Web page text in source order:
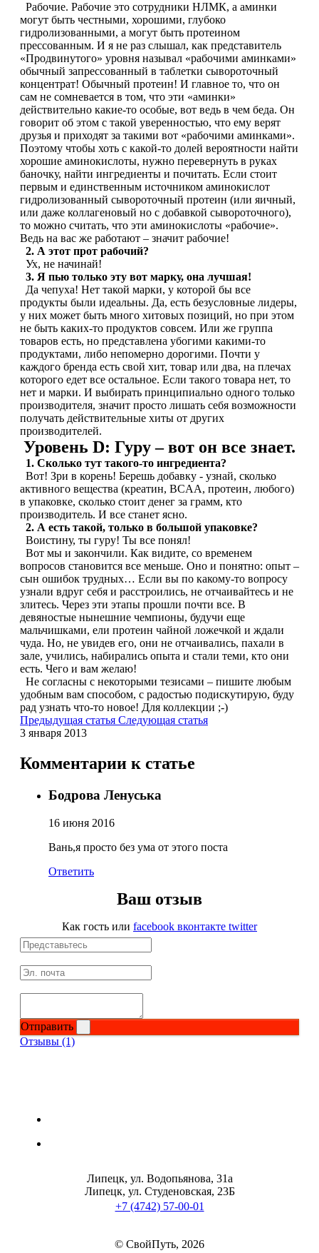
Рабочие. Рабочие это сотрудники НЛМК, а аминки
могут быть честными, хорошими, глубоко
гидролизованными, а могут быть протеином
прессованным. И я не раз слышал, как представитель
«Продвинутого» уровня называл «рабочими аминками»
обычный запрессованный в таблетки сывороточный
концентрат! Обычный протеин! И главное то, что он
сам не сомневается в том, что эти «аминки»
действительно какие-то особые, вот ведь в чем беда. Он
говорит об этом с такой уверенностью, что ему верят
друзья и приходят за такими вот «рабочими аминками».
Поэтому чтобы хоть с какой-то долей вероятности найти
хорошие аминокислоты, нужно перевернуть в руках
баночку, найти ингредиенты и почитать. Если стоит
первым и единственным источником аминокислот
гидролизованный сывороточный протеин (или яичный,
или даже коллагеновый но с добавкой сывороточного),
то можно считать, что эти аминокислоты «рабочие».
Ведь на вас же работают – значит рабочие!
2. А этот прот рабочий?
Ух, не начинай!
3. Я пью только эту вот марку, она лучшая!
Да чепуха! Нет такой марки, у которой бы все
продукты были идеальны. Да, есть безусловные лидеры,
у них может быть много хитовых позиций, но при этом
не быть каких-то продуктов совсем. Или же группа
товаров есть, но представлена убогими какими-то
продуктами, либо непомерно дорогими. Почти у
каждого бренда есть свой хит, товар или два, на плечах
которого едет все остальное. Если такого товара нет, то
нет и марки. И выбирать принципиально одного только
производителя, значит просто лишать себя возможности
получать действительные хиты от других
производителей.
Уровень D: Гуру – вот он все знает.
1. Сколько тут такого-то ингредиента?
Вот! Зри в корень! Берешь добавку - узнай, сколько
активного вещества (креатин, BCAA, протеин, любого)
в упаковке, сколько стоит денег за грамм, кто
производитель. И все станет ясно.
2. А есть такой, только в большой упаковке?
Воистину, ты гуру! Ты все понял!
Вот мы и закончили. Как видите, со временем
вопросов становится все меньше. Оно и понятно: опыт –
сын ошибок трудных… Если вы по какому-то вопросу
узнали вдруг себя и расстроились, не отчаивайтесь и не
злитесь. Через эти этапы прошли почти все. В
девяностые нынешние чемпионы, будучи еще
мальчишками, ели протеин чайной ложечкой и ждали
чуда. Но, не увидев его, они не отчаивались, пахали в
зале, учились, набирались опыта и стали теми, кто они
есть. Чего и вам желаю!
Не согласны с некоторыми тезисами – пишите любым
удобным вам способом, с радостью подискутирую, буду
рад узнать что-то новое! Для коллекции ;-)
Предыдущая статья Следующая статья
3 января 2013
Комментарии к статье
Бодрова Ленуська
16 июня 2016
Вань,я просто без ума от этого поста
Ответить
Ваш отзыв
Как гость или facebook вконтакте twitter
Отправить
Отзывы (1)
Липецк, ул. Водопьянова, 31а
Липецк, ул. Студеновская, 23Б
+7 (4742) 57-00-01
© СвойПуть, 2026